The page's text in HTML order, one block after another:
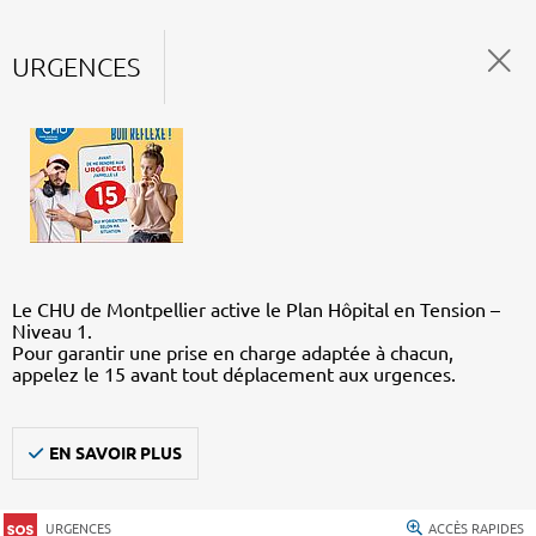
URGENCES
Le CHU de Montpellier active le Plan Hôpital en Tension –
Niveau 1.
Pour garantir une prise en charge adaptée à chacun,
appelez le 15 avant tout déplacement aux urgences.
EN SAVOIR PLUS
URGENCES ACCÈS RAPIDES